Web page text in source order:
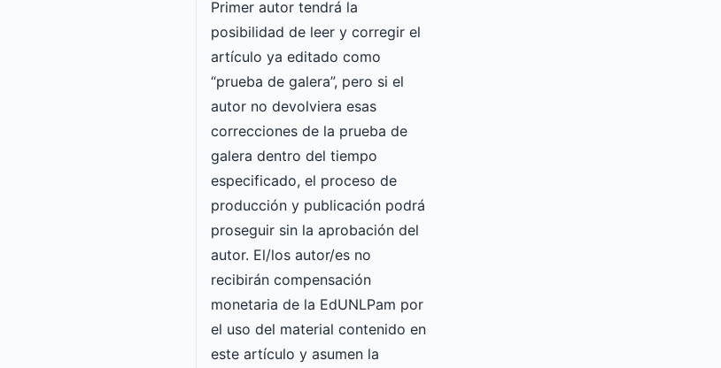
Primer autor tendrá la
posibilidad de leer y corregir el
artículo ya editado como
“prueba de galera”, pero si el
autor no devolviera esas
correcciones de la prueba de
galera dentro del tiempo
especificado, el proceso de
producción y publicación podrá
proseguir sin la aprobación del
autor. El/los autor/es no
recibirán compensación
monetaria de la EdUNLPam por
el uso del material contenido en
este artículo y asumen la